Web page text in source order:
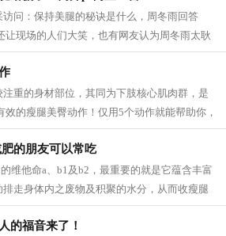
问：保持美腿的秘诀是什么，周冬雨回答
让现场的人们大笑，也有网友认为周冬雨太耿
修的图片之...
重的身材部位，其同为下肢核心肌肉群，是
的瘦腿美臀动作！仅用5个动作就能帮助你，
致翘臀...
的朋友可以常吃
维他命a、b1及b2，最重要的就是它蕴含丰富
走身体内之废物及积聚的水分，从而收瘦腿
仁油酸可以...
的福音来了！